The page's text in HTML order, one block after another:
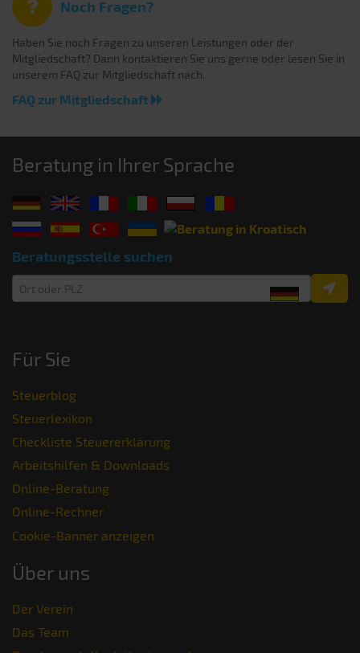
Noch Fragen?
Haben Sie noch Fragen zu unseren Leistungen oder der
Mitgliedschaft? Dann kontaktieren Sie uns gerne oder lesen Sie in
unserem FAQ zur Mitgliedschaft nach.
FAQ zur Mitgliedschaft
Beratung in Ihrer Sprache
Beratungsstelle suchen
Für Sie
Steuerblog
Steuerlexikon
Checkliste Steuererklärung
Arbeitshilfen & Downloads
Online-Beratung
Online-Rechner
Cookie-Banner anzeigen
Über uns
Der Verein
Das Team